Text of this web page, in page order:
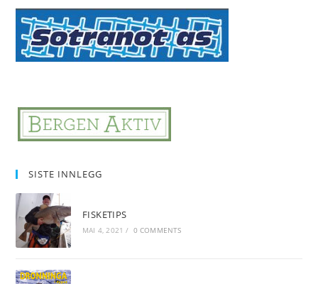
SISTE INNLEGG
FISKETIPS
MAI 4, 2021 / 0 COMMENTS